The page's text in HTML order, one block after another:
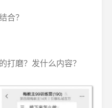
合？
打磨？发什么内容？